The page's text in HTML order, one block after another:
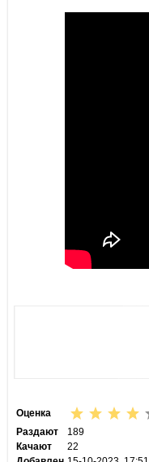
Оценка
Раздают
189
Качают
22